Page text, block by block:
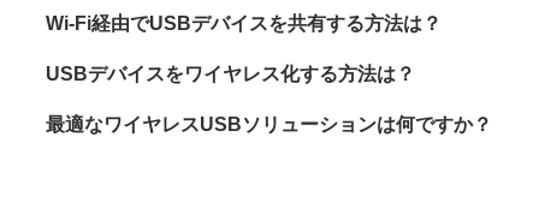
Wi‑Fi経由でUSBデバイスを共有する方法は？
USBデバイスをワイヤレス化する方法は？
最適なワイヤレスUSBソリューションは何ですか？